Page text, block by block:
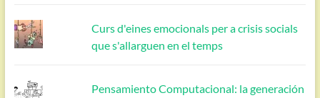
Curs d'eines emocionals per a crisis socials
que s'allarguen en el temps
Pensamiento Computacional: la generación